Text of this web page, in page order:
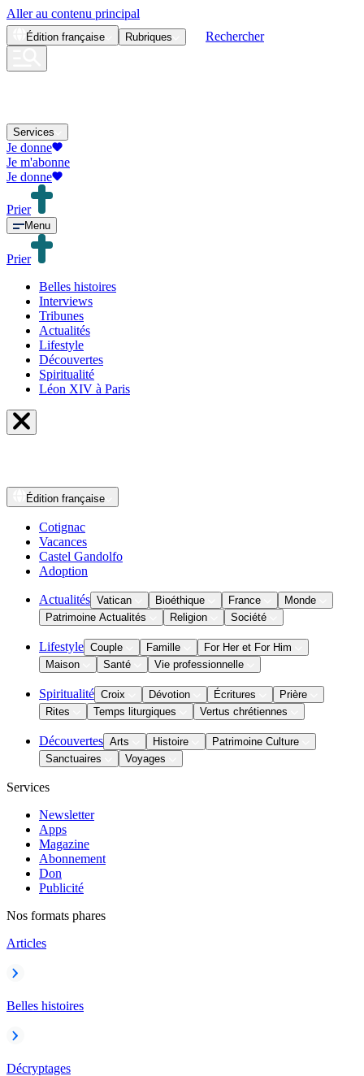
Aller au contenu principal
Édition française Rubriques Rechercher
Services
Je donne
Je m'abonne
Je donne
Prier
Menu
Prier
Belles histoires
Interviews
Tribunes
Actualités
Lifestyle
Découvertes
Spiritualité
Léon XIV à Paris
Édition française
Cotignac
Vacances
Castel Gandolfo
Adoption
Actualités Vatican Bioéthique France
Monde
Patrimoine Actualités
Religion Société
Lifestyle Couple Famille
For Her et For Him
Maison
Santé Vie professionnelle
Spiritualité Croix Dévotion Écritures
Prière
Rites
Temps liturgiques Vertus chrétiennes
Découvertes Arts Histoire
Patrimoine Culture
Sanctuaires
Voyages
Services
Newsletter
Apps
Magazine
Abonnement
Don
Publicité
Nos formats phares
Articles
Belles histoires
Décryptages